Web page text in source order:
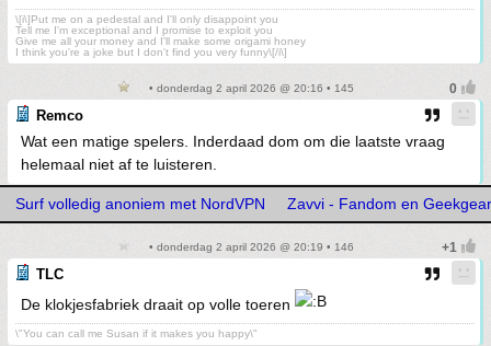
\[i\]Put me on a pedestal and I'll only disappoint you
Tell me I'm exceptional and I promise to exploit you
Give me all your money and I'll make some origami honey
I think you're a joke but I don't find you very funny\[/i\]
• donderdag 2 april 2026 @ 20:16 • 145
Remco
Wat een matige spelers. Inderdaad dom om die laatste vraag
helemaal niet af te luisteren.
Surf volledig anoniem met NordVPN Zavvi - Fandom en Geekgear
• donderdag 2 april 2026 @ 20:19 • 146
TLC
De klokjesfabriek draait op volle toeren
\"You can call me Susan if it makes you happy\"